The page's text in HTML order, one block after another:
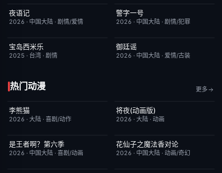
更新至第14集
夜语记
2026 · 中国大陆 · 剧情/爱情
更新至第24集
警字一号
2026 · 中国大陆 · 剧情/犯罪
更新至第301集
宝岛西米乐
2025 · 台湾 · 剧情
更新至第19集
御廷谣
2026 · 中国大陆 · 爱情/古装
热门动漫 更多
更新至第4集
李熊猫
2026 · 大陆 · 喜剧/动作
更新至第17集
将夜(动画版)
2026 · 大陆 · 动画
更新至第4集
是王者啊？第六季
2026 · 中国大陆 · 喜剧/动画
更新至第20集
花仙子之魔法香对论
2026 · 中国大陆 · 动画/奇幻